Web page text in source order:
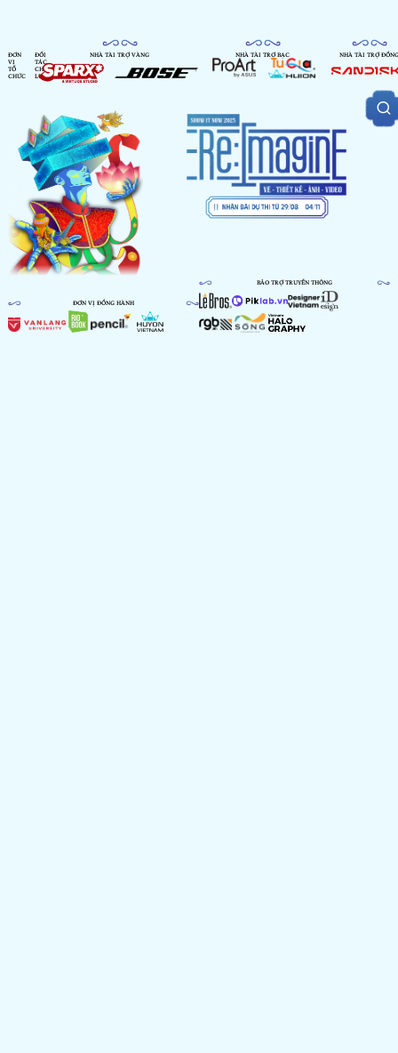
ĐƠN
VỊ
TỔ
CHỨC
ĐỐI
TÁC
CHIẾN
LƯỢC
NHÀ TÀI TRỢ VÀNG NHÀ TÀI TRỢ BẠC NHÀ TÀI TRỢ ĐỒNG
ĐƠN VỊ ĐỒNG HÀNH
BẢO TRỢ TRUYỀN THÔNG